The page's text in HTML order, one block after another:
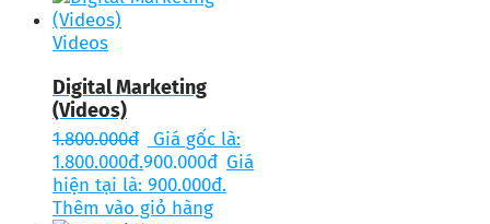
Videos
Digital Marketing
(Videos)
1.800.000đ
Giá gốc là:
1.800.000đ.900.000đ Giá
hiện tại là: 900.000đ.
Thêm vào giỏ hàng